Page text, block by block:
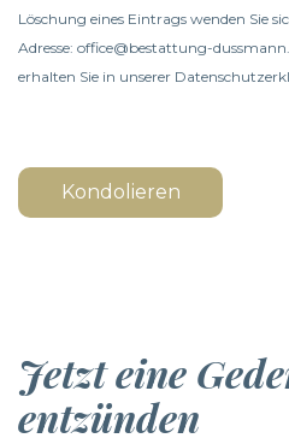
Löschung eines Eintrags wenden Sie
Adresse: office@bestattung-
erhalten Sie in unserer
Kondolieren
Jetzt eine
entzünden